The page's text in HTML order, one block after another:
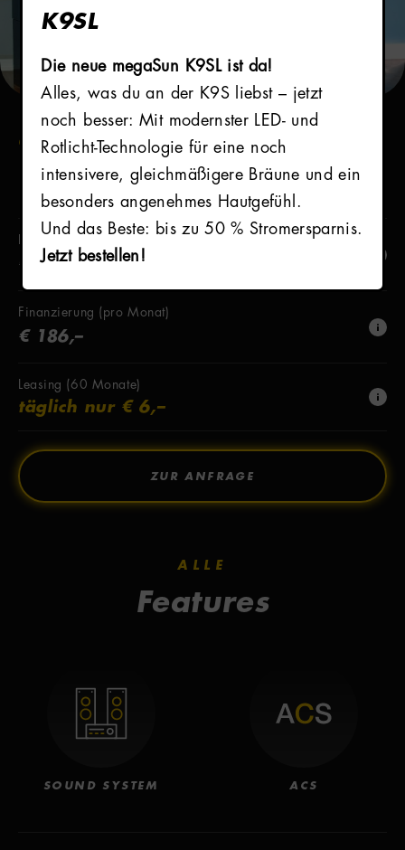
K9SL
Die neue megaSun K9SL ist da!
Alles, was du an der K9S liebst – jetzt
noch besser: Mit modernster LED- und
Rotlicht-Technologie für eine noch
intensivere, gleichmäßigere Bräune und ein
besonders angenehmes Hautgefühl.
Und das Beste: bis zu 50 % Stromersparnis.
Jetzt bestellen!
GEBRAUCHTGERÄTE
Preis
Kaufpreis (netto)
€ 8.900,–
Finanzierung (pro Monat)
€ 186,–
Leasing (60 Monate)
täglich nur € 6,–
ZUR ANFRAGE
ALLE
Features
SOUND SYSTEM ACS